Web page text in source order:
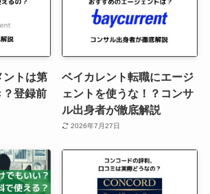
トは第
？登録前
ベイカレント転職にエージ
ェントを使うな！？コンサ
ル出身者が徹底解説
2026年7月27日